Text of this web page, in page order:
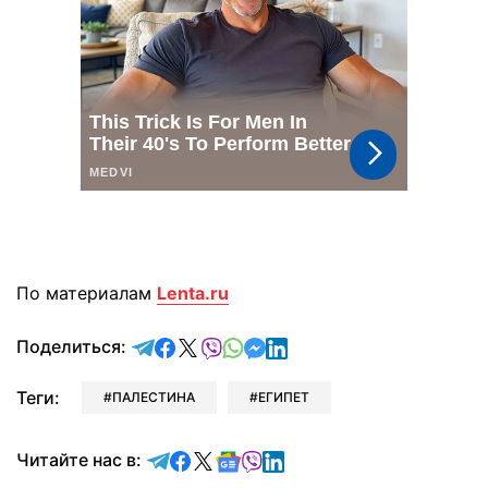
По материалам Lenta.ru
Поделиться: отправить в Telegram
поделиться в Facebook
поделиться в X
отправить в Viber
отправить в Whatsapp
отправить в Messenger
отправить в LinkedIn
Теги: ПАЛЕСТИНА ЕГИПЕТ
Читайте нас в: Читайте в Telegram
Читайте в Facebook
Читайте в X
Читайте в Google news
Читайте в Viber
Читайте в LinkedIn